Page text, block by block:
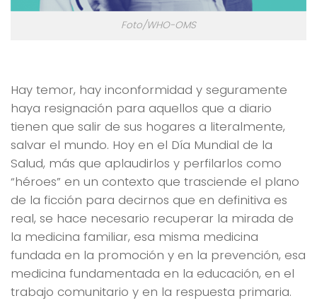
Foto/WHO-OMS
Hay temor, hay inconformidad y seguramente
haya resignación para aquellos que a diario
tienen que salir de sus hogares a literalmente,
salvar el mundo. Hoy en el Día Mundial de la
Salud, más que aplaudirlos y perfilarlos como
“héroes” en un contexto que trasciende el plano
de la ficción para decirnos que en definitiva es
real, se hace necesario recuperar la mirada de
la medicina familiar, esa misma medicina
fundada en la promoción y en la prevención, esa
medicina fundamentada en la educación, en el
trabajo comunitario y en la respuesta primaria.